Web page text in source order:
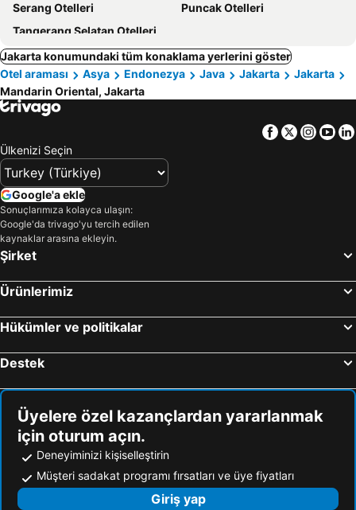
Serang Otelleri
Puncak Otelleri
Tangerang Selatan Otelleri
Jakarta konumundaki tüm konaklama yerlerini göster
Otel araması
Asya Endonezya Java Jakarta
Jakarta
Mandarin Oriental, Jakarta
Facebook
Twitter
Ülkenizi Seçin
Google'a ekle
Sonuçlarımıza kolayca ulaşın:
Google'da trivago'yu tercih edilen
kaynaklar arasına ekleyin.
Şirket
Ürünlerimiz
Hükümler ve politikalar
Destek
Üyelere özel kazançlardan yararlanmak
için oturum açın.
Deneyiminizi kişiselleştirin
Müşteri sadakat programı fırsatları ve üye fiyatları
Giriş yap